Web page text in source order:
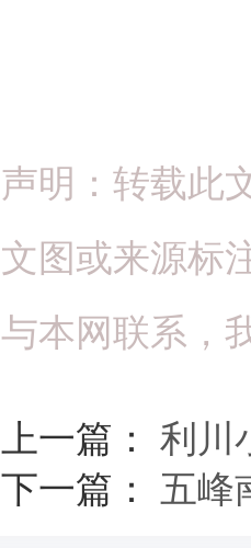
声明：转载此
文图或来源标
与本网联系，
上一篇： 利川
下一篇： 五峰